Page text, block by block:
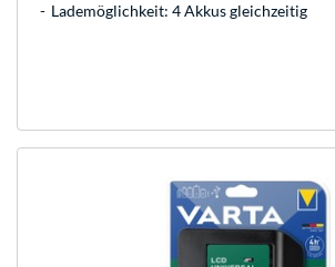
Lademöglichkeit: 4 Akkus gleichzeitig